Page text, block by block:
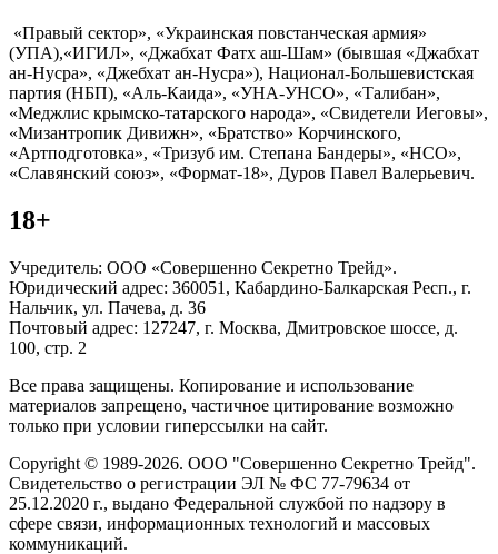
«Правый сектор», «Украинская повстанческая армия»
(УПА),«ИГИЛ», «Джабхат Фатх аш-Шам» (бывшая «Джабхат
ан-Нусра», «Джебхат ан-Нусра»), Национал-Большевистская
партия (НБП), «Аль-Каида», «УНА-УНСО», «Талибан»,
«Меджлис крымско-татарского народа», «Свидетели Иеговы»,
«Мизантропик Дивижн», «Братство» Корчинского,
«Артподготовка», «Тризуб им. Степана Бандеры», «НСО»,
«Славянский союз», «Формат-18», Дуров Павел Валерьевич.
18+
Учредитель: ООО «Совершенно Секретно Трейд».
Юридический адрес: 360051, Кабардино-Балкарская Респ., г.
Нальчик, ул. Пачева, д. 36
Почтовый адрес: 127247, г. Москва, Дмитровское шоссе, д.
100, стр. 2
Все права защищены. Копирование и использование
материалов запрещено, частичное цитирование возможно
только при условии гиперссылки на сайт.
Copyright © 1989-2026. ООО "Совершенно Секретно Трейд".
Свидетельство о регистрации ЭЛ № ФС 77-79634 от
25.12.2020 г., выдано Федеральной службой по надзору в
сфере связи, информационных технологий и массовых
коммуникаций.